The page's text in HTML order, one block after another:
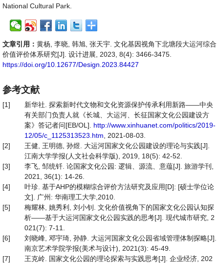
National Cultural Park.
文章引用： 黄杨, 李晓, 韩旭, 张天宇. 文化基因视角下北塘段大运河综合
价值评价体系研究[J]. 设计进展, 2023, 8(4): 3466-3475.
https://doi.org/10.12677/Design.2023.84427
参考文献
[1]
新华社. 探索新时代文物和文化资源保护传承利用新路——中央
有关部门负责人就《长城、大运河、长征国家文化公园建设方
案》答记者问[EB/OL]. http://www.xinhuanet.com/politics/2019-
12/05/c_1125313523.htm , 2021-08-03.
[2]
王健, 王明德, 孙煜. 大运河国家文化公园建设的理论与实践[J].
江南大学学报(人文社会科学版), 2019, 18(5): 42-52.
[3]
李飞, 邹统钎. 论国家文化公园: 逻辑、源流、意蕴[J]. 旅游学刊,
2021, 36(1): 14-26.
[4]
叶珍. 基于AHP的模糊综合评价方法研究及应用[D]: [硕士学位论
文]. 广州: 华南理工大学,2010.
[5]
梅耀林, 姚秀利, 刘小钊. 文化价值视角下的国家文化公园认知探
析——基于大运河国家文化公园实践的思考[J]. 现代城市研究, 2
021(7): 7-11.
[6]
刘晓峰, 邓宇琦, 孙静. 大运河国家文化公园省域管理体制探略[J].
南京艺术学院学报(美术与设计), 2021(3): 45-49.
[7]
王克岭. 国家文化公园的理论探索与实践思考[J]. 企业经济, 202